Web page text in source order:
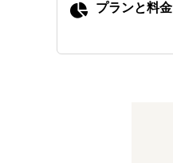
プランと料金